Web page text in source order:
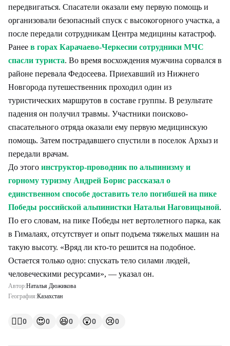
передвигаться. Спасатели оказали ему первую помощь и
организовали безопасный спуск с высокогорного участка, а
после передали сотрудникам Центра медицины катастроф.
Ранее в горах Карачаево-Черкесии сотрудники МЧС
спасли туриста. Во время восхождения мужчина сорвался в
районе перевала Федосеева. Приехавший из Нижнего
Новгорода путешественник проходил один из
туристических маршрутов в составе группы. В результате
падения он получил травмы. Участники поисково-
спасательного отряда оказали ему первую медицинскую
помощь. Затем пострадавшего спустили в поселок Архыз и
передали врачам.
До этого инструктор-проводник по альпинизму и
горному туризму Андрей Борис рассказал о
единственном способе доставить тело погибшей на пике
Победы российской альпинистки Натальи Наговицыной.
По его словам, на пике Победы нет вертолетного парка, как
в Гималаях, отсутствует и опыт подъема тяжелых машин на
такую высоту. «Вряд ли кто-то решится на подобное.
Остается только одно: спускать тело силами людей,
человеческими ресурсами», — указал он.
Автор:Наталья Дюжикова
География:Казахстан
👍🏻0 😍0 😆0 😲0 😢0